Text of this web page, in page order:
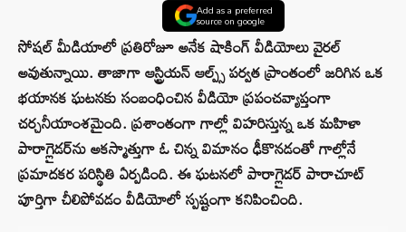
Add as a preferred
source on google
సోషల్ మీడియాలో ప్రతిరోజూ అనేక షాకింగ్ వీడియోలు వైరల్
అవుతున్నాయి. తాజాగా ఆస్ట్రియన్ ఆల్ప్స్ పర్వత ప్రాంతంలో జరిగిన ఒక
భయానక ఘటనకు సంబంధించిన వీడియో ప్రపంచవ్యాప్తంగా
చర్చనీయాంశమైంది. ప్రశాంతంగా గాల్లో విహరిస్తున్న ఒక మహిళా
పారాగ్లైడర్‌ను అకస్మాత్తుగా ఓ చిన్న విమానం ఢీకొనడంతో గాల్లోనే
ప్రమాదకర పరిస్థితి ఏర్పడింది. ఈ ఘటనలో పారాగ్లైడర్ పారాచూట్
పూర్తిగా చీలిపోవడం వీడియోలో స్పష్టంగా కనిపించింది.